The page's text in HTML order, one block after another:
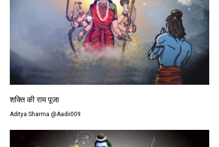
शक्ति की राम पूजा
Aditya Sharma @Aadii009